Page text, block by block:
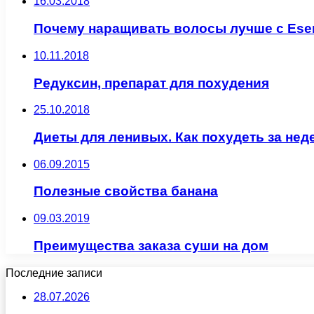
Почему наращивать волосы лучше с
10.11.2018
Редуксин, препарат для похудения
25.10.2018
Диеты для ленивых. Как похудеть за
06.09.2015
Полезные свойства банана
09.03.2019
Преимущества заказа суши на дом
Последние записи
28.07.2026